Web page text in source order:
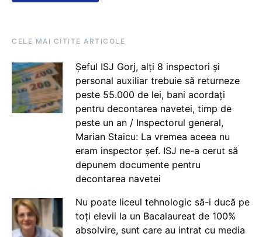
CELE MAI CITITE ARTICOLE
Șeful ISJ Gorj, alți 8 inspectori și
personal auxiliar trebuie să returneze
peste 55.000 de lei, bani acordați
pentru decontarea navetei, timp de
peste un an / Inspectorul general,
Marian Staicu: La vremea aceea nu
eram inspector șef. ISJ ne-a cerut să
depunem documente pentru
decontarea navetei
Nu poate liceul tehnologic să-i ducă pe
toți elevii la un Bacalaureat de 100%
absolvire, sunt care au intrat cu media